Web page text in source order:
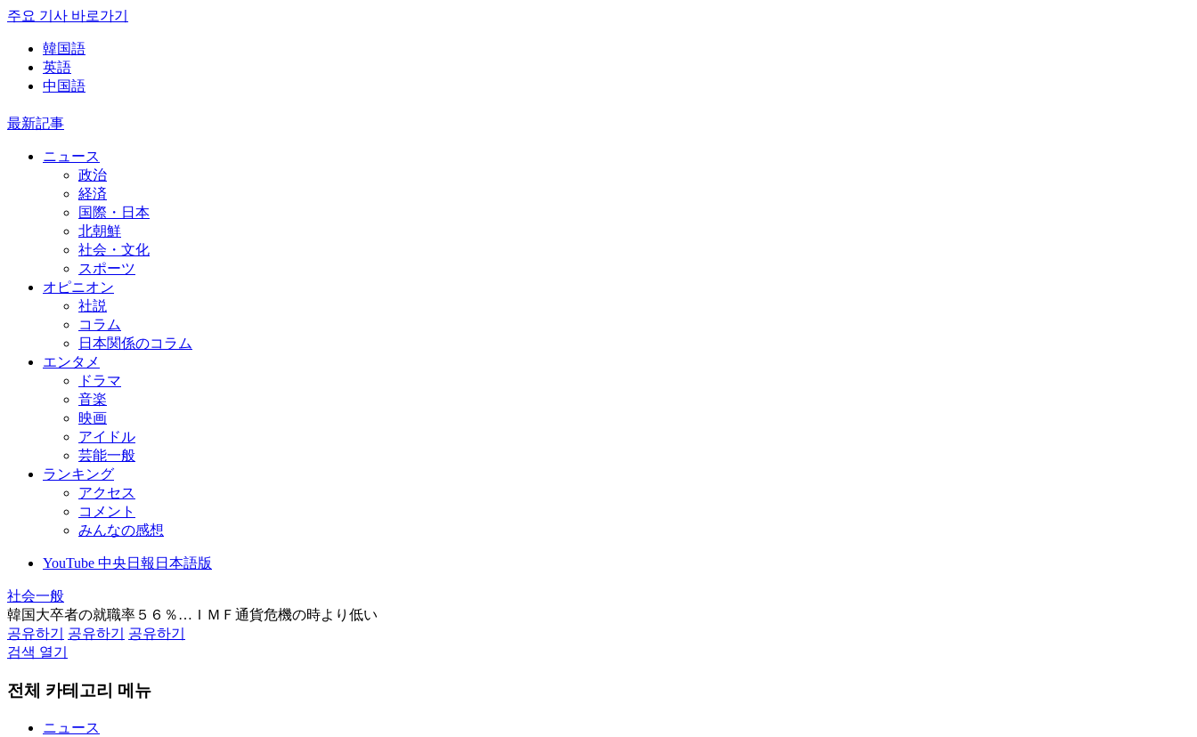
주요 기사 바로가기
韓国語
英語
中国語
最新記事
ニュース
政治
経済
国際・日本
北朝鮮
社会・文化
スポーツ
オピニオン
社説
コラム
日本関係のコラム
エンタメ
ドラマ
音楽
映画
アイドル
芸能一般
ランキング
アクセス
コメント
みんなの感想
YouTube 中央日報日本語版
社会一般
韓国大卒者の就職率５６％…ＩＭＦ通貨危機の時より低い
공유하기
공유하기
공유하기
검색 열기
전체 카테고리 메뉴
ニュース